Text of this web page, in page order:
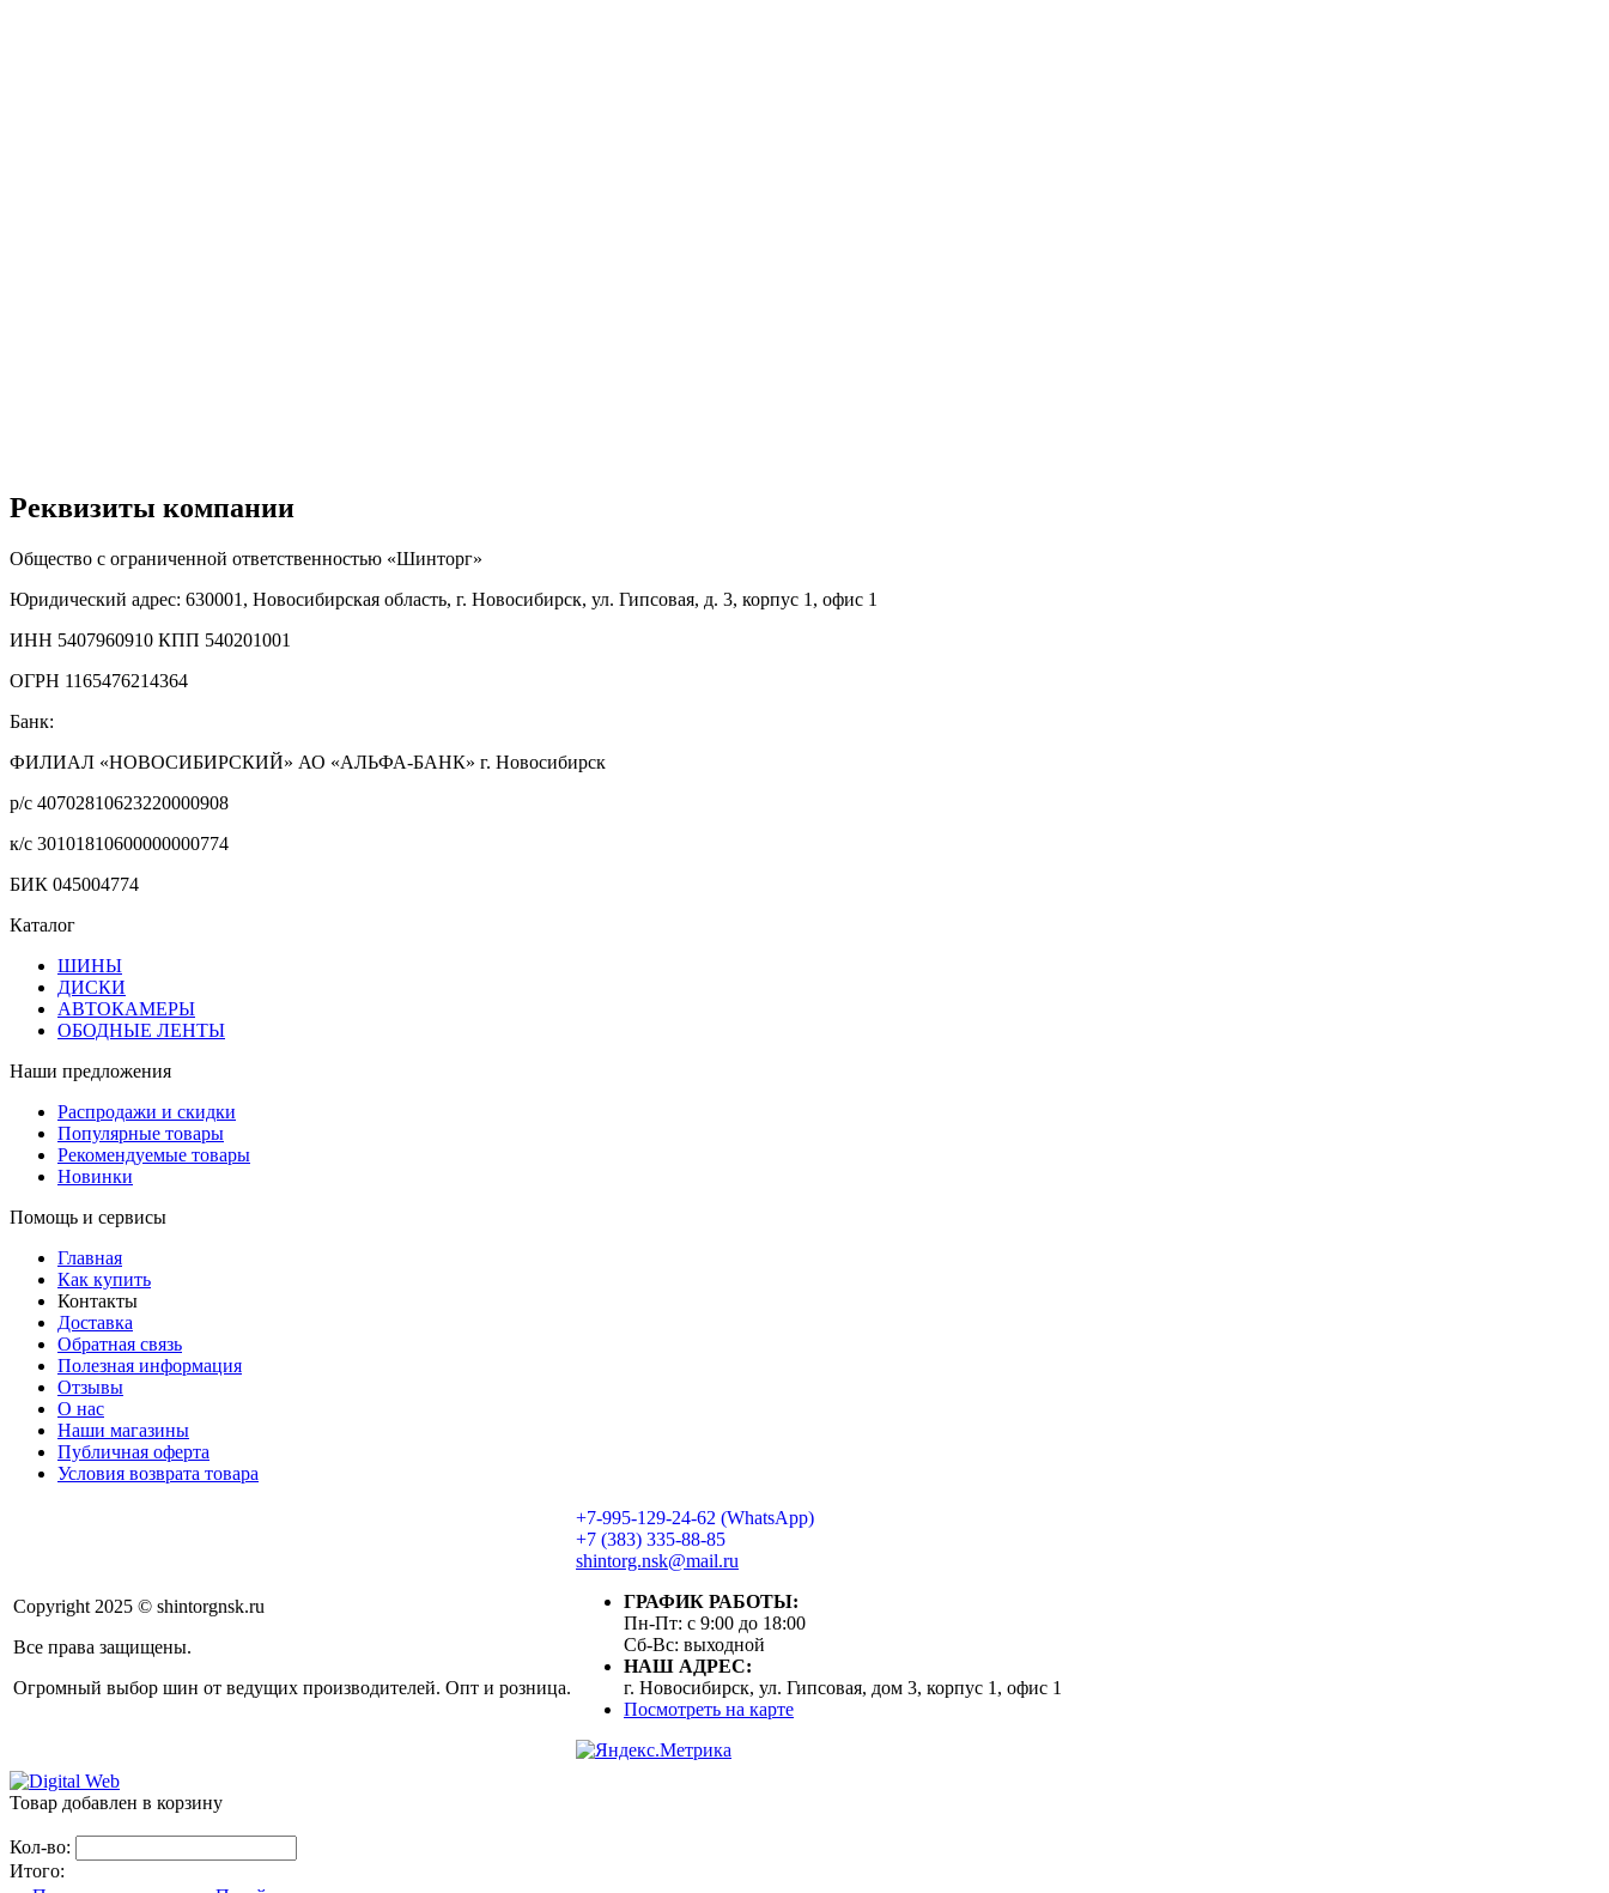
Реквизиты компании
Общество с ограниченной ответственностью «Шинторг»
Юридический адрес: 630001, Новосибирская область, г. Новосибирск, ул. Гипсовая, д. 3, корпус 1, офис 1
ИНН 5407960910 КПП 540201001
ОГРН 1165476214364
Банк:
ФИЛИАЛ «НОВОСИБИРСКИЙ» АО «АЛЬФА-БАНК» г. Новосибирск
р/с 40702810623220000908
к/с 30101810600000000774
БИК 045004774
Каталог
ШИНЫ
ДИСКИ
АВТОКАМЕРЫ
ОБОДНЫЕ ЛЕНТЫ
Наши предложения
Распродажи и скидки
Популярные товары
Рекомендуемые товары
Новинки
Помощь и сервисы
Главная
Как купить
Контакты
Доставка
Обратная связь
Полезная информация
Отзывы
О нас
Наши магазины
Публичная оферта
Условия возврата товара
Copyright 2025 © shintorgnsk.ru
Все права защищены.
Огромный выбор шин от ведущих производителей. Опт и розница.
+7-995-129-24-62 (WhatsApp)
+7 (383) 335-88-85
shintorg.nsk@mail.ru
ГРАФИК РАБОТЫ:
Пн-Пт: с 9:00 до 18:00
Сб-Вс: выходной
НАШ АДРЕС:
г. Новосибирск, ул. Гипсовая, дом 3, корпус 1, офис 1
Посмотреть на карте
Товар добавлен в корзину
Кол-во:
Итого: